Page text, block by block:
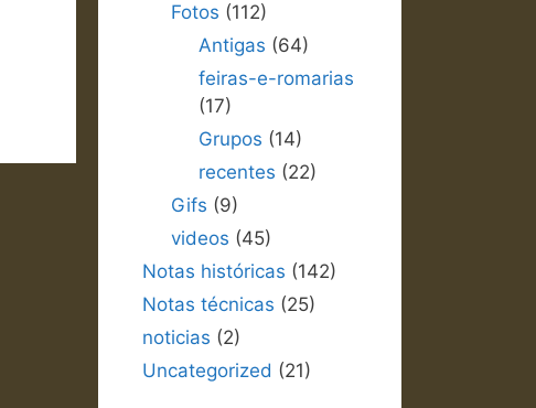
Fotos (112)
Antigas (64)
feiras-e-romarias
(17)
Grupos (14)
recentes (22)
Gifs (9)
videos (45)
Notas históricas (142)
Notas técnicas (25)
noticias (2)
Uncategorized (21)